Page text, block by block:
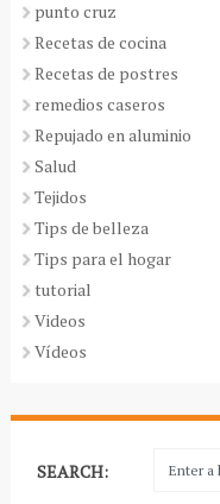
punto cruz
Recetas de cocina
Recetas de postres
remedios caseros
Repujado en aluminio
Salud
Tejidos
Tips de belleza
Tips para el hogar
tutorial
Videos
Vídeos
SEARCH: